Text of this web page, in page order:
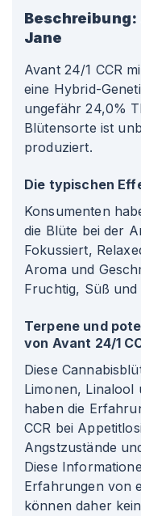
Beschreibung:
Jane
Avant 24/1 CCR
eine Hybrid-
ungefähr 24,0%
Blütensorte ist
produziert.
Die typischen
Konsumenten
die Blüte bei der
Fokussiert,
Aroma und
Fruchtig, Süß
Terpene und
von Avant 24/1
Diese
Limonen, Linalool
haben die
CCR bei
Angstzustände
Diese
Erfahrungen von
können daher